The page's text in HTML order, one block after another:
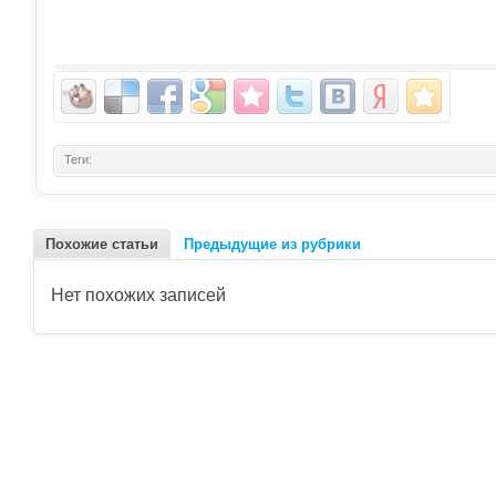
Теги:
Похожие статьи Предыдущие из рубрики
Нет похожих записей